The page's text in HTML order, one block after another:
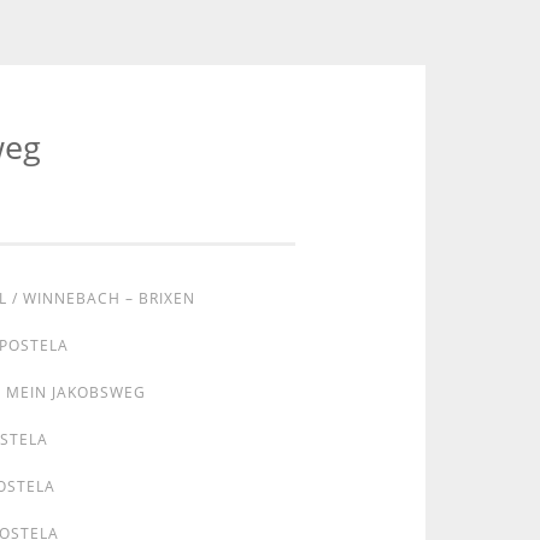
/ WINNEBACH – BRIXEN
MEIN JAKOBSWEG